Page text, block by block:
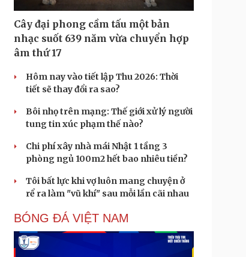
Cây đại phong cầm tấu một bản
nhạc suốt 639 năm vừa chuyển hợp
âm thứ 17
Hôm nay vào tiết lập Thu 2026: Thời
tiết sẽ thay đổi ra sao?
Bôi nhọ trên mạng: Thế giới xử lý người
tung tin xúc phạm thế nào?
Chi phí xây nhà mái Nhật 1 tầng 3
phòng ngủ 100m2 hết bao nhiêu tiền?
Tôi bất lực khi vợ luôn mang chuyện ở
rể ra làm "vũ khí" sau mỗi lần cãi nhau
BÓNG ĐÁ VIỆT NAM